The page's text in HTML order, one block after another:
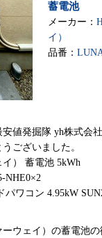
蓄電池
メーカー：
イ）
品番：
値発掘隊 yh株式会
ございました。
） 蓄電池 5kWh
NHE0×2
ワコン 4.95kW
ウェイ）の蓄電池